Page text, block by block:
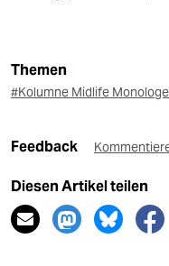
Themen
#Kolumne Midlife Monologe
Feedback
Diesen Artikel teilen